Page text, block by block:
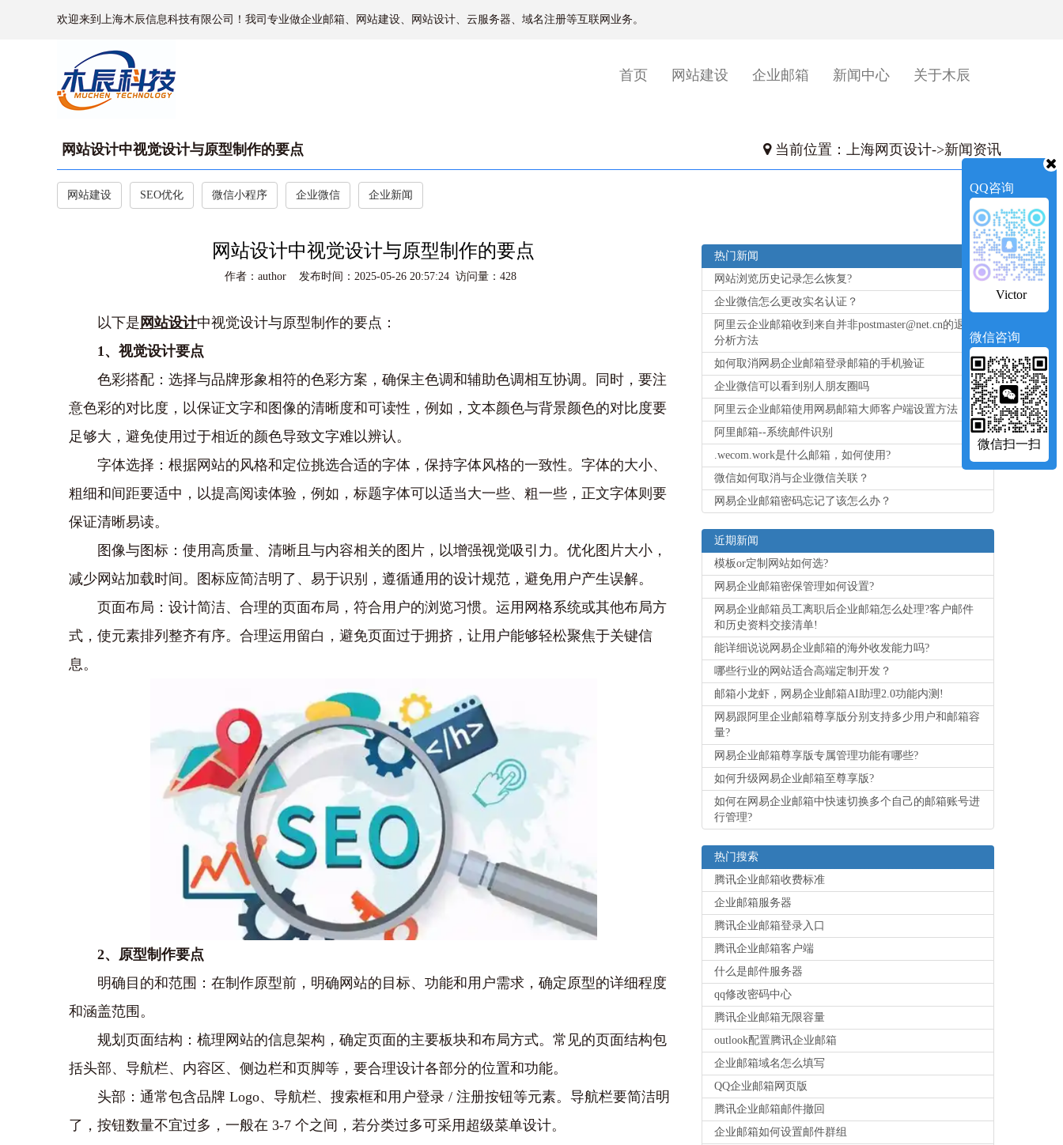
欢迎来到上海木辰信息科技有限公司！我司专业做企业邮箱、网站建设、网站设计、云服务器、域名注册等互联网业务。
首页(current)网站建设 企业邮箱 新闻中心 关于木辰
网站设计中视觉设计与原型制作的要点 当前位置： 上海网页设计->新闻资讯
网站建设 SEO优化 微信小程序 企业微信 企业新闻
网站设计中视觉设计与原型制作的要点
作者：author 发布时间：2025-05-26 20:57:24 访问量：428
以下是 网站设计中视觉设计与原型制作的要点：
1、视觉设计要点
色彩搭配：选择与品牌形象相符的色彩方案，确保主色调和辅助色调相互协调。同时，要注
意色彩的对比度，以保证文字和图像的清晰度和可读性，例如，文本颜色与背景颜色的对比度要
足够大，避免使用过于相近的颜色导致文字难以辨认。
字体选择：根据网站的风格和定位挑选合适的字体，保持字体风格的一致性。字体的大小、
粗细和间距要适中，以提高阅读体验，例如，标题字体可以适当大一些、粗一些，正文字体则要
保证清晰易读。
图像与图标：使用高质量、清晰且与内容相关的图片，以增强视觉吸引力。优化图片大小，
减少网站加载时间。图标应简洁明了、易于识别，遵循通用的设计规范，避免用户产生误解。
页面布局：设计简洁、合理的页面布局，符合用户的浏览习惯。运用网格系统或其他布局方
式，使元素排列整齐有序。合理运用留白，避免页面过于拥挤，让用户能够轻松聚焦于关键信
息。
2、原型制作要点
明确目的和范围：在制作原型前，明确网站的目标、功能和用户需求，确定原型的详细程度
和涵盖范围。
规划页面结构：梳理网站的信息架构，确定页面的主要板块和布局方式。常见的页面结构包
括头部、导航栏、内容区、侧边栏和页脚等，要合理设计各部分的位置和功能。
头部：通常包含品牌 Logo、导航栏、搜索框和用户登录 / 注册按钮等元素。导航栏要简洁明
了，按钮数量不宜过多，一般在 3-7 个之间，若分类过多可采用超级菜单设计。
热门新闻
网站浏览历史记录怎么恢复?
企业微信怎么更改实名认证？
阿里云企业邮箱收到来自并非postmaster@net.cn的退信
分析方法
如何取消网易企业邮箱登录邮箱的手机验证
企业微信可以看到别人朋友圈吗
阿里云企业邮箱使用网易邮箱大师客户端设置方法
阿里邮箱--系统邮件识别
.wecom.work是什么邮箱，如何使用?
微信如何取消与企业微信关联？
网易企业邮箱密码忘记了该怎么办？
近期新闻
模板or定制网站如何选?
网易企业邮箱密保管理如何设置?
网易企业邮箱员工离职后企业邮箱怎么处理?客户邮件
和历史资料交接清单!
能详细说说网易企业邮箱的海外收发能力吗?
哪些行业的网站适合高端定制开发？
邮箱小龙虾，网易企业邮箱AI助理2.0功能内测!
网易跟阿里企业邮箱尊享版分别支持多少用户和邮箱容
量?
网易企业邮箱尊享版专属管理功能有哪些?
如何升级网易企业邮箱至尊享版?
如何在网易企业邮箱中快速切换多个自己的邮箱账号进
行管理?
热门搜索
腾讯企业邮箱收费标准
企业邮箱服务器
腾讯企业邮箱登录入口
腾讯企业邮箱客户端
什么是邮件服务器
qq修改密码中心
腾讯企业邮箱无限容量
outlook配置腾讯企业邮箱
企业邮箱域名怎么填写
QQ企业邮箱网页版
腾讯企业邮箱邮件撤回
企业邮箱如何设置邮件群组
QQ咨询
Victor
微信咨询
微信扫一扫